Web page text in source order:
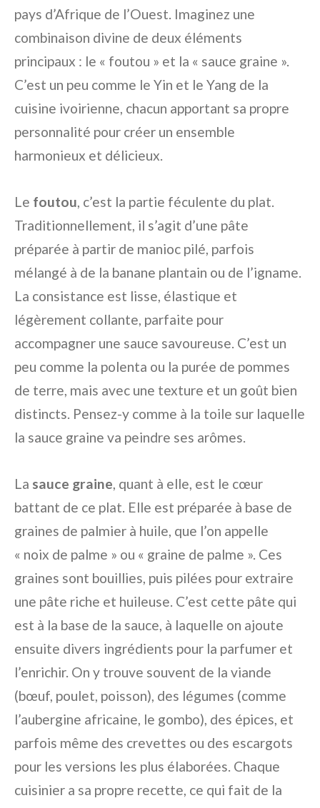
pays d’Afrique de l’Ouest. Imaginez une
combinaison divine de deux éléments
principaux : le « foutou » et la « sauce graine ».
C’est un peu comme le Yin et le Yang de la
cuisine ivoirienne, chacun apportant sa propre
personnalité pour créer un ensemble
harmonieux et délicieux.
Le foutou, c’est la partie féculente du plat.
Traditionnellement, il s’agit d’une pâte
préparée à partir de manioc pilé, parfois
mélangé à de la banane plantain ou de l’igname.
La consistance est lisse, élastique et
légèrement collante, parfaite pour
accompagner une sauce savoureuse. C’est un
peu comme la polenta ou la purée de pommes
de terre, mais avec une texture et un goût bien
distincts. Pensez-y comme à la toile sur laquelle
la sauce graine va peindre ses arômes.
La sauce graine, quant à elle, est le cœur
battant de ce plat. Elle est préparée à base de
graines de palmier à huile, que l’on appelle
« noix de palme » ou « graine de palme ». Ces
graines sont bouillies, puis pilées pour extraire
une pâte riche et huileuse. C’est cette pâte qui
est à la base de la sauce, à laquelle on ajoute
ensuite divers ingrédients pour la parfumer et
l’enrichir. On y trouve souvent de la viande
(bœuf, poulet, poisson), des légumes (comme
l’aubergine africaine, le gombo), des épices, et
parfois même des crevettes ou des escargots
pour les versions les plus élaborées. Chaque
cuisinier a sa propre recette, ce qui fait de la